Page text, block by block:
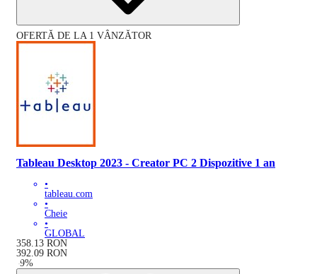
OFERTĂ DE LA 1 VÂNZĂTOR
Tableau Desktop 2023 - Creator PC 2 Dispozitive 1 an
•
tableau.com
•
Cheie
•
GLOBAL
358.13 RON
392.09 RON
-9%